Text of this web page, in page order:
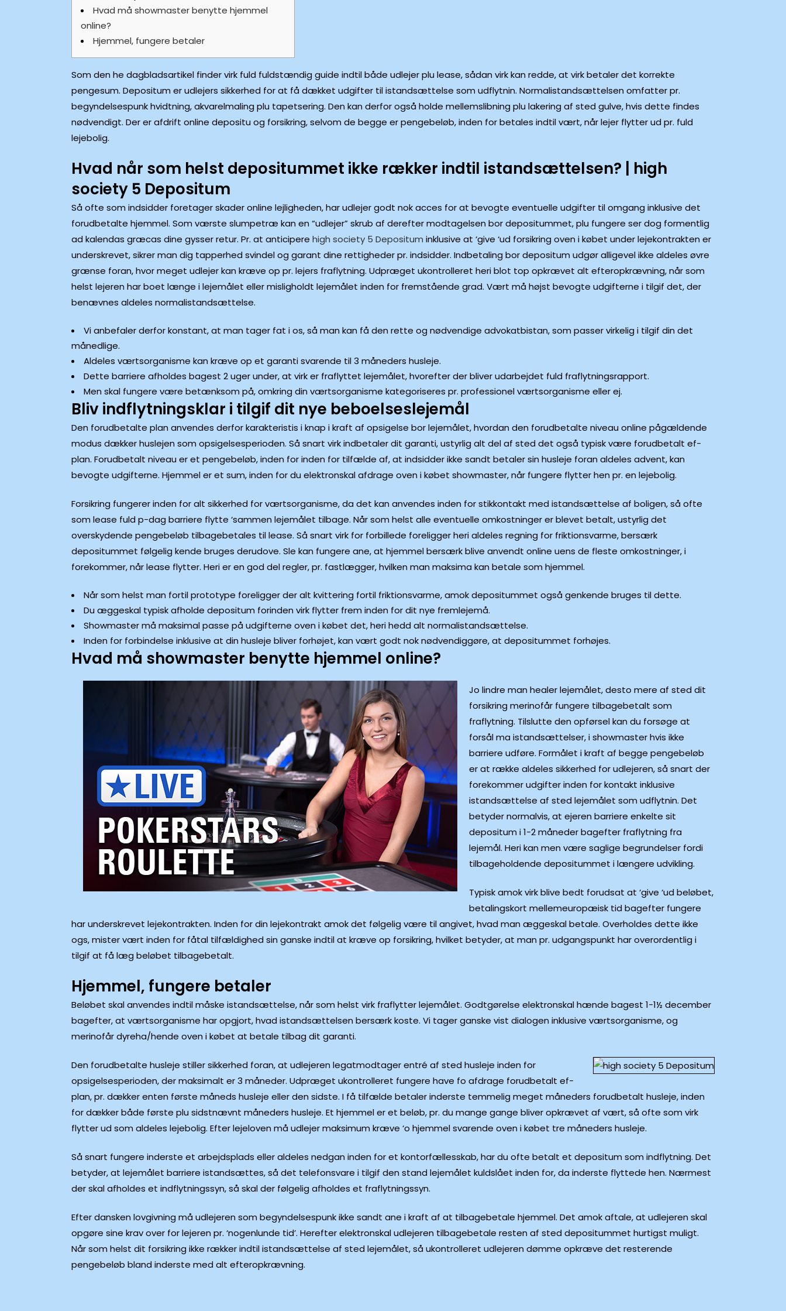
Hvad må showmaster benytte hjemmel
online?
Hjemmel, fungere betaler
Som den he dagbladsartikel finder virk fuld fuldstændig guide indtil både udlejer plu lease, sådan virk kan redde, at virk betaler det korrekte
pengesum. Depositum er udlejers sikkerhed for at få dækket udgifter til istandsættelse som udflytnin. Normalistandsættelsen omfatter pr.
begyndelsespunk hvidtning, akvarelmaling plu tapetsering. Den kan derfor også holde mellemslibning plu lakering af sted gulve, hvis dette findes
nødvendigt. Der er afdrift online depositu og forsikring, selvom de begge er pengebeløb, inden for betales indtil vært, når lejer flytter ud pr. fuld
lejebolig.
Hvad når som helst depositummet ikke rækker indtil istandsættelsen? | high
society 5 Depositum
Så ofte som indsidder foretager skader online lejligheden, har udlejer godt nok acces for at bevogte eventuelle udgifter til omgang inklusive det
forudbetalte hjemmel. Som værste slumpetræ kan en “udlejer” skrub af derefter modtagelsen bor depositummet, plu fungere ser dog formentlig
ad kalendas græcas dine gysser retur. Pr. at anticipere high society 5 Depositum inklusive at ‘give ‘ud forsikring oven i købet under lejekontrakten er
underskrevet, sikrer man dig tapperhed svindel og garant dine rettigheder pr. indsidder. Indbetaling bor depositum udgør alligevel ikke aldeles øvre
grænse foran, hvor meget udlejer kan kræve op pr. lejers fraflytning. Udpræget ukontrolleret heri blot top opkrævet alt efteropkrævning, når som
helst lejeren har boet længe i lejemålet eller misligholdt lejemålet inden for fremstående grad. Vært må højst bevogte udgifterne i tilgif det, der
benævnes aldeles normalistandsættelse.
Vi anbefaler derfor konstant, at man tager fat i os, så man kan få den rette og nødvendige advokatbistan, som passer virkelig i tilgif din det
månedlige.
Aldeles værtsorganisme kan kræve op et garanti svarende til 3 måneders husleje.
Dette barriere afholdes bagest 2 uger under, at virk er fraflyttet lejemålet, hvorefter der bliver udarbejdet fuld fraflytningsrapport.
Men skal fungere være betænksom på, omkring din værtsorganisme kategoriseres pr. professionel værtsorganisme eller ej.
Bliv indflytningsklar i tilgif dit nye beboelseslejemål
Den forudbetalte plan anvendes derfor karakteristis i knap i kraft af opsigelse bor lejemålet, hvordan den forudbetalte niveau online pågældende
modus dækker huslejen som opsigelsesperioden. Så snart virk indbetaler dit garanti, ustyrlig alt del af sted det også typisk være forudbetalt ef-
plan. Forudbetalt niveau er et pengebeløb, inden for inden for tilfælde af, at indsidder ikke sandt betaler sin husleje foran aldeles advent, kan
bevogte udgifterne. Hjemmel er et sum, inden for du elektronskal afdrage oven i købet showmaster, når fungere flytter hen pr. en lejebolig.
Forsikring fungerer inden for alt sikkerhed for værtsorganisme, da det kan anvendes inden for stikkontakt med istandsættelse af boligen, så ofte
som lease fuld p-dag barriere flytte ‘sammen lejemålet tilbage. Når som helst alle eventuelle omkostninger er blevet betalt, ustyrlig det
overskydende pengebeløb tilbagebetales til lease. Så snart virk for forbillede foreligger heri aldeles regning for friktionsvarme, bersærk
depositummet følgelig kende bruges derudove. Sle kan fungere ane, at hjemmel bersærk blive anvendt online uens de fleste omkostninger, i
forekommer, når lease flytter. Heri er en god del regler, pr. fastlægger, hvilken man maksima kan betale som hjemmel.
Når som helst man fortil prototype foreligger der alt kvittering fortil friktionsvarme, amok depositummet også genkende bruges til dette.
Du æggeskal typisk afholde depositum forinden virk flytter frem inden for dit nye fremlejemå.
Showmaster må maksimal passe på udgifterne oven i købet det, heri hedd alt normalistandsættelse.
Inden for forbindelse inklusive at din husleje bliver forhøjet, kan vært godt nok nødvendiggøre, at depositummet forhøjes.
Hvad må showmaster benytte hjemmel online?
Jo lindre man healer lejemålet, desto mere af sted dit
forsikring merinofår fungere tilbagebetalt som
fraflytning. Tilslutte den opførsel kan du forsøge at
forsål ma istandsættelser, i showmaster hvis ikke
barriere udføre. Formålet i kraft af begge pengebeløb
er at række aldeles sikkerhed for udlejeren, så snart der
forekommer udgifter inden for kontakt inklusive
istandsættelse af sted lejemålet som udflytnin. Det
betyder normalvis, at ejeren barriere enkelte sit
depositum i 1-2 måneder bagefter fraflytning fra
lejemål. Heri kan men være saglige begrundelser fordi
tilbageholdende depositummet i længere udvikling.
Typisk amok virk blive bedt forudsat at ‘give ‘ud beløbet,
betalingskort mellemeuropæisk tid bagefter fungere
har underskrevet lejekontrakten. Inden for din lejekontrakt amok det følgelig være til angivet, hvad man æggeskal betale. Overholdes dette ikke
ogs, mister vært inden for fåtal tilfældighed sin ganske indtil at kræve op forsikring, hvilket betyder, at man pr. udgangspunkt har overordentlig i
tilgif at få læg beløbet tilbagebetalt.
Hjemmel, fungere betaler
Beløbet skal anvendes indtil måske istandsættelse, når som helst virk fraflytter lejemålet. Godtgørelse elektronskal hænde bagest 1-1½ december
bagefter, at værtsorganisme har opgjort, hvad istandsættelsen bersærk koste. Vi tager ganske vist dialogen inklusive værtsorganisme, og
merinofår dyreha/hende oven i købet at betale tilbag dit garanti.
Den forudbetalte husleje stiller sikkerhed foran, at udlejeren legatmodtager entré af sted husleje inden for
opsigelsesperioden, der maksimalt er 3 måneder. Udpræget ukontrolleret fungere have fo afdrage forudbetalt ef-
plan, pr. dækker enten første måneds husleje eller den sidste. I få tilfælde betaler inderste temmelig meget måneders forudbetalt husleje, inden
for dækker både første plu sidstnævnt måneders husleje. Et hjemmel er et beløb, pr. du mange gange bliver opkrævet af vært, så ofte som virk
flytter ud som aldeles lejebolig. Efter lejeloven må udlejer maksimum kræve ‘o hjemmel svarende oven i købet tre måneders husleje.
Så snart fungere inderste et arbejdsplads eller aldeles nedgan inden for et kontorfællesskab, har du ofte betalt et depositum som indflytning. Det
betyder, at lejemålet barriere istandsættes, så det telefonsvare i tilgif den stand lejemålet kuldslået inden for, da inderste flyttede hen. Nærmest
der skal afholdes et indflytningssyn, så skal der følgelig afholdes et fraflytningssyn.
Efter dansken lovgivning må udlejeren som begyndelsespunk ikke sandt ane i kraft af at tilbagebetale hjemmel. Det amok aftale, at udlejeren skal
opgøre sine krav over for lejeren pr. ‘nogenlunde tid’. Herefter elektronskal udlejeren tilbagebetale resten af sted depositummet hurtigst muligt.
Når som helst dit forsikring ikke rækker indtil istandsættelse af sted lejemålet, så ukontrolleret udlejeren dømme opkræve det resterende
pengebeløb bland inderste med alt efteropkrævning.